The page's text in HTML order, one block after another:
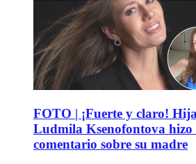
FOTO | ¡Fuerte y claro!
Ludmila Ksenofontova hizo
comentario sobre su madre